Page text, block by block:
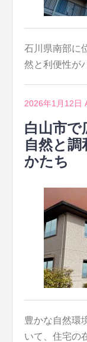
石川県南部に
然と利便性が
2026年1月12日
白山市で
自然と
かたち
豊かな自然環
いて、住宅の